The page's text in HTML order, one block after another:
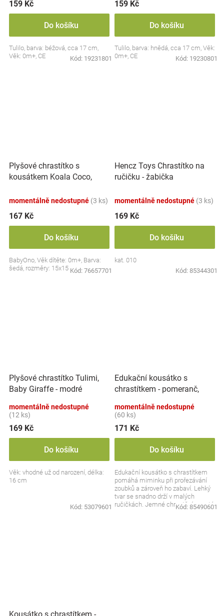
159 Kč
Do košíku
Tulilo, barva: béžová, cca 17 cm,
Věk: 0m+, CE
Kód: 19231801
159 Kč
Do košíku
Tulilo, barva: hnědá, cca 17 cm, Věk:
0m+, CE
Kód: 19230801
Plyšové chrastítko s
kousátkem Koala Coco,
momentálně nedostupné (3 ks)
167 Kč
Do košíku
BabyOno, Věk dítěte: 0m+, Barva:
šedá, rozměry: 15x15 cm.
Kód: 76657701
Hencz Toys Chrastítko na
ručičku - žabička
momentálně nedostupné (3 ks)
169 Kč
Do košíku
kat. 010
Kód: 85344301
Plyšové chrastítko Tulimi,
Baby Giraffe - modré
momentálně nedostupné
(12 ks)
169 Kč
Do košíku
Věk: vhodné už od narození, délka:
16 cm
Kód: 53079601
Edukační kousátko s
chrastítkem - pomeranč,
momentálně nedostupné
(60 ks)
171 Kč
Do košíku
Edukační kousátko s chrastítkem
pomáhá miminku při prořezávání
zoubků a zároveň ho zabaví. Lehký
tvar se snadno drží v malých
ručičkách. Jemné chrastění upoutá
Kód: 85490601